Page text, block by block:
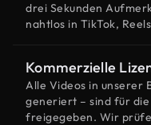
drei Sekunden
nahtlos in TikTok,
Kommerzielle
Alle Videos in unserer
generiert – sind für
freigegeben. Wir